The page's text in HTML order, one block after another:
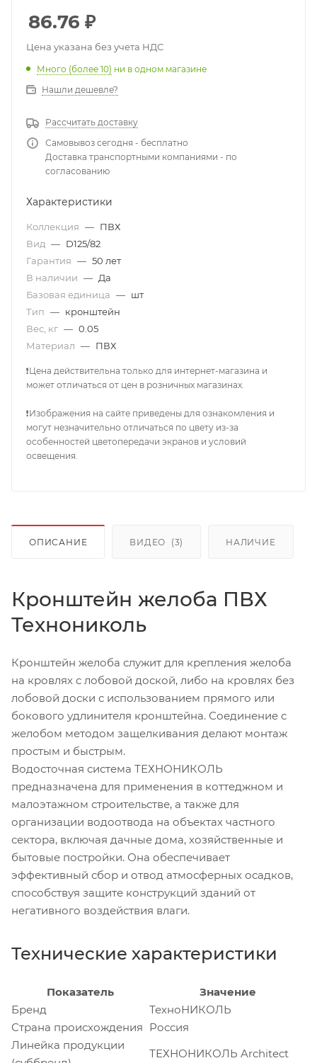
86.76 ₽
Цена указана без учета НДС
Много (более 10) ни в одном магазине
Нашли дешевле?
Рассчитать доставку
Самовывоз сегодня - бесплатно
Доставка транспортными компаниями - по
согласованию
Характеристики
Коллекция — ПВХ
Вид — D125/82
Гарантия — 50 лет
В наличии — Да
Базовая единица — шт
Тип — кронштейн
Вес, кг — 0.05
Материал — ПВХ
❗Цена действительна только для интернет-магазина и
может отличаться от цен в розничных магазинах.
❗Изображения на сайте приведены для ознакомления и
могут незначительно отличаться по цвету из-за
особенностей цветопередачи экранов и условий
освещения.
ОПИСАНИЕ ВИДЕО (3) НАЛИЧИЕ
Кронштейн желоба ПВХ
Технониколь
Кронштейн желоба служит для крепления желоба
на кровлях с лобовой доской, либо на кровлях без
лобовой доски с использованием прямого или
бокового удлинителя кронштейна. Соединение с
желобом методом защелкивания делают монтаж
простым и быстрым.
Водосточная система ТЕХНОНИКОЛЬ
предназначена для применения в коттеджном и
малоэтажном строительстве, а также для
организации водоотвода на объектах частного
сектора, включая дачные дома, хозяйственные и
бытовые постройки. Она обеспечивает
эффективный сбор и отвод атмосферных осадков,
способствуя защите конструкций зданий от
негативного воздействия влаги.
Технические характеристики
Показатель
Значение
Бренд
ТехноНИКОЛЬ
Страна происхождения Россия
Линейка продукции
ТЕХНОНИКОЛЬ Architect